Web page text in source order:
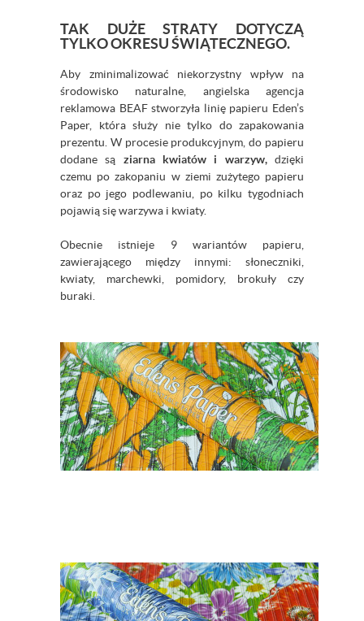
TAK DUŻE STRATY DOTYCZĄ
TYLKO OKRESU ŚWIĄTECZNEGO.
Aby zminimalizować niekorzystny wpływ na
środowisko naturalne, angielska agencja
reklamowa BEAF stworzyła linię papieru Eden’s
Paper, która służy nie tylko do zapakowania
prezentu. W procesie produkcyjnym, do papieru
dodane są ziarna kwiatów i warzyw,dzięki
czemu po zakopaniu w ziemi zużytego papieru
oraz po jego podlewaniu, po kilku tygodniach
pojawią się warzywa i kwiaty.
Obecnie istnieje 9 wariantów papieru,
zawierającego między innymi: słoneczniki,
kwiaty, marchewki, pomidory, brokuły czy
buraki.